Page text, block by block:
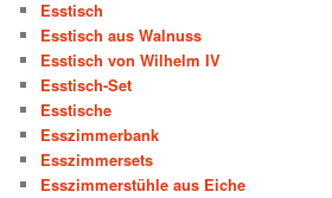
Esstisch
Esstisch aus Walnuss
Esstisch von Wilhelm IV
Esstisch-Set
Esstische
Esszimmerbank
Esszimmersets
Esszimmerstühle aus Eiche